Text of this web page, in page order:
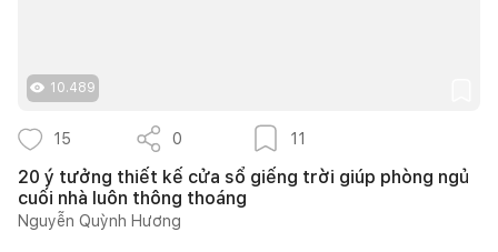
10.489
15 0 11
20 ý tưởng thiết kế cửa sổ giếng trời giúp phòng ngủ
cuối nhà luôn thông thoáng
Nguyễn Quỳnh Hương